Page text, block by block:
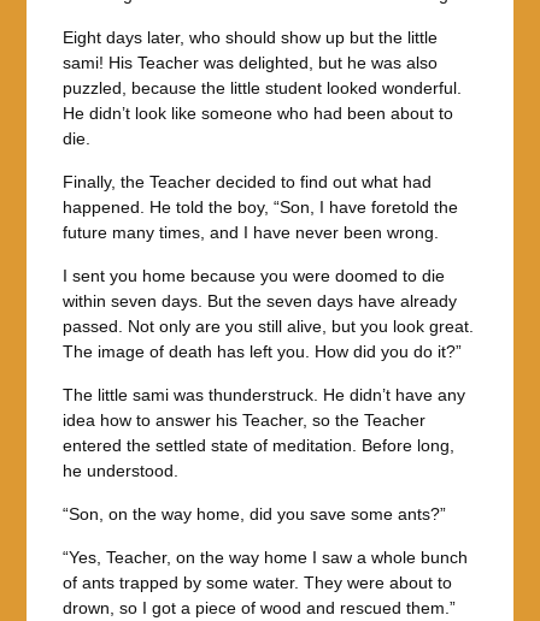
Eight days later, who should show up but the little
sami! His Teacher was delighted, but he was also
puzzled, because the little student looked wonderful.
He didn’t look like someone who had been about to
die.
Finally, the Teacher decided to find out what had
happened. He told the boy, “Son, I have foretold the
future many times, and I have never been wrong.
I sent you home because you were doomed to die
within seven days. But the seven days have already
passed. Not only are you still alive, but you look great.
The image of death has left you. How did you do it?”
The little sami was thunderstruck. He didn’t have any
idea how to answer his Teacher, so the Teacher
entered the settled state of meditation. Before long,
he understood.
“Son, on the way home, did you save some ants?”
“Yes, Teacher, on the way home I saw a whole bunch
of ants trapped by some water. They were about to
drown, so I got a piece of wood and rescued them.”